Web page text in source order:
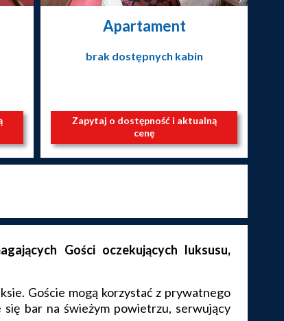
Apartament
brak dostępnych kabin
Zapytaj o dostępność i aktualną
cenę
Gości oczekujących luksusu,
Goście mogą korzystać z prywatnego
się bar na świeżym powietrzu, serwujący